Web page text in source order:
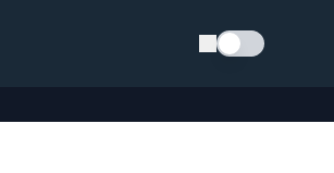
Schimba tema